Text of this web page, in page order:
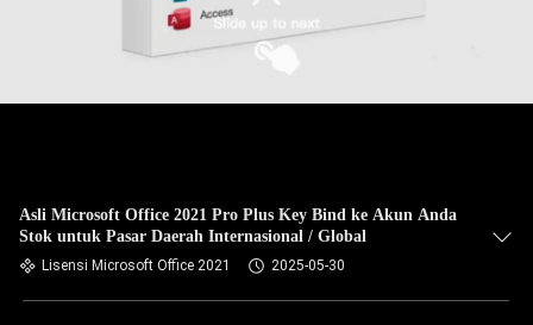
Kirimkan
Asli Microsoft Office 2021 Pro Plus Key Bind ke Akun Anda
Stok untuk Pasar Daerah Internasional / Global
Lisensi Microsoft Office 2021 2025-05-30